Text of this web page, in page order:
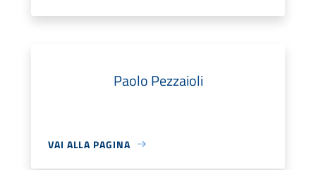
Paolo Pezzaioli
VAI ALLA PAGINA